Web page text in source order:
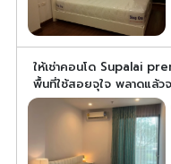
ให้เช่าคอนโด Supalai
พื้นที่ใช้สอยจุใจ พลาดแล้วจ